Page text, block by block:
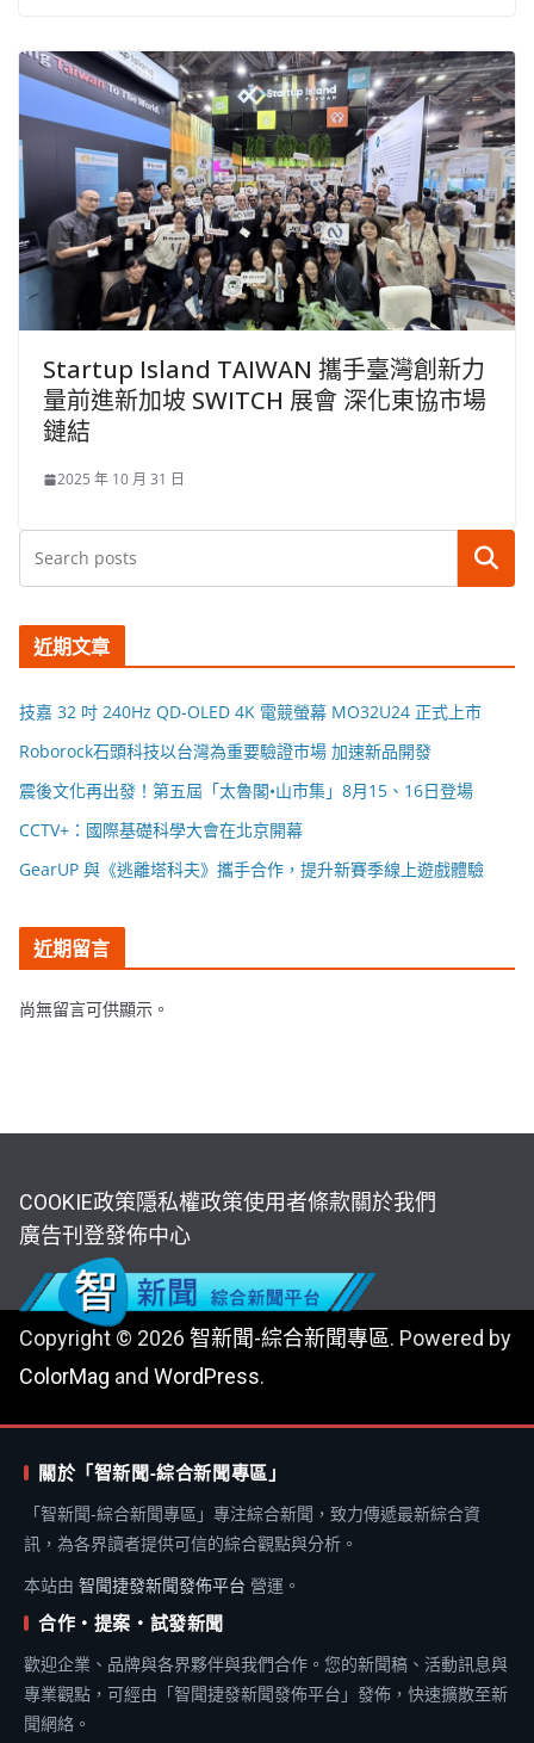
Startup Island TAIWAN 攜手臺灣創新力
量前進新加坡 SWITCH 展會 深化東協市場
鏈結
2025 年 10 月 31 日
搜尋
近期文章
技嘉 32 吋 240Hz QD-OLED 4K 電競螢幕 MO32U24 正式上市
Roborock石頭科技以台灣為重要驗證市場 加速新品開發
震後文化再出發！第五屆「太魯閣•山市集」8月15、16日登場
CCTV+：國際基礎科學大會在北京開幕
GearUP 與《逃離塔科夫》攜手合作，提升新賽季線上遊戲體驗
近期留言
尚無留言可供顯示。
COOKIE政策隱私權政策使用者條款關於我們
廣告刊登發佈中心
Copyright © 2026 智新聞-綜合新聞專區. Powered by
ColorMag and WordPress.
關於「智新聞-綜合新聞專區」
「智新聞-綜合新聞專區」專注綜合新聞，致力傳遞最新綜合資
訊，為各界讀者提供可信的綜合觀點與分析。
本站由 智聞捷發新聞發佈平台 營運。
合作・提案・試發新聞
歡迎企業、品牌與各界夥伴與我們合作。您的新聞稿、活動訊息與
專業觀點，可經由「智聞捷發新聞發佈平台」發佈，快速擴散至新
聞網絡。